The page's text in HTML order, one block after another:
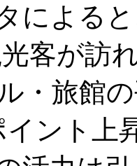
による
客が訪
・旅館
ント上